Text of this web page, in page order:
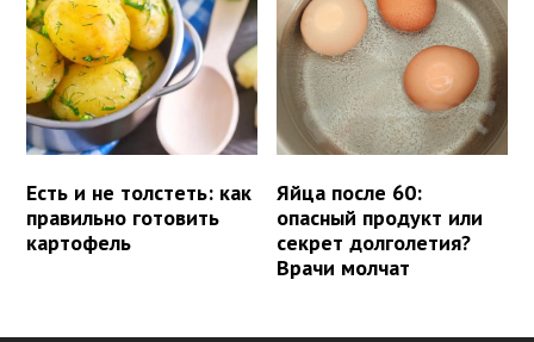
Есть и не толстеть: как
правильно готовить
картофель
Яйца после 60:
опасный продукт или
секрет долголетия?
Врачи молчат